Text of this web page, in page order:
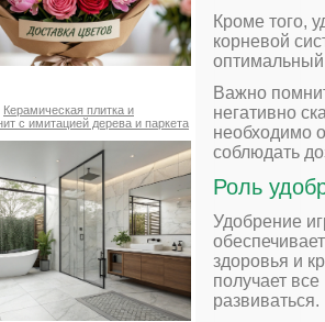
Керамическая плитка и
с имитацией дерева и паркета
Кроме того,
корневой
Важно
негативно
необходимо
соблюдать
Роль
Удобрение
здоровья и
получает
развиваться.